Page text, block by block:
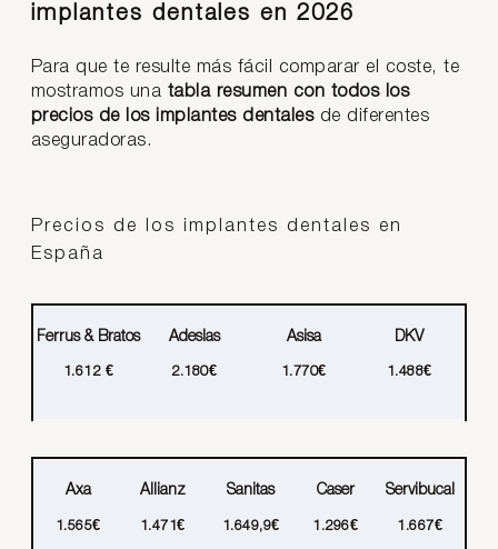
implantes dentales en 2026
Para que te resulte más fácil comparar el coste, te
mostramos una tabla resumen con todos los
precios de los implantes dentales de diferentes
aseguradoras.
Precios de los implantes dentales en
España
Ferrus & Bratos
1.612 €
Adeslas
2.180€
Asisa
1.770€
DKV
1.488€
Axa
1.565€
Allianz
1.471€
Sanitas
1.649,9€
Caser
1.296€
Servibucal
1.667€